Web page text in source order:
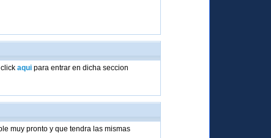
clickaqui para entrar en dicha seccion
muy pronto y que tendra las mismas